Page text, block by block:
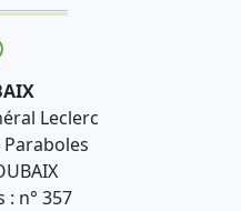
Leclerc
: n° 357